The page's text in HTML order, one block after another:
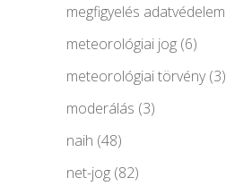
megfigyelés adatvédelem
meteorológiai jog (6)
meteorológiai törvény(3)
moderálás (3)
naih (48)
net-jog (82)